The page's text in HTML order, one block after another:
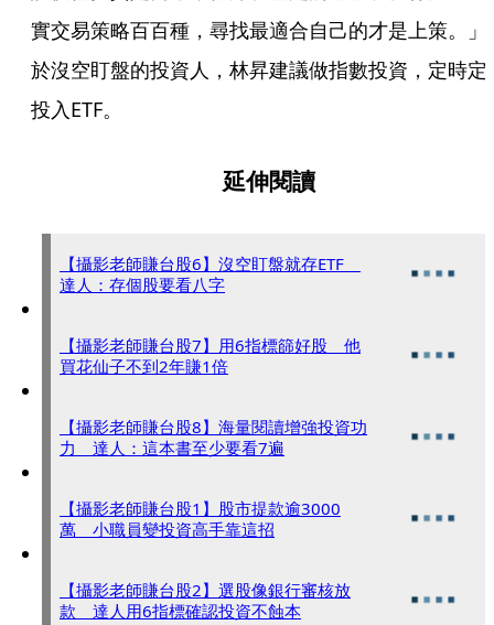
實交易策略百百種，尋找最適合自己的才是上策。」
於沒空盯盤的投資人，林昇建議做指數投資，定時定
投入ETF。
延伸閱讀
【攝影老師賺台股6】沒空盯盤就存ETF
達人：存個股要看八字
【攝影老師賺台股7】用6指標篩好股 他
買花仙子不到2年賺1倍
【攝影老師賺台股8】海量閱讀增強投資功
力 達人：這本書至少要看7遍
【攝影老師賺台股1】股市提款逾3000
萬 小職員變投資高手靠這招
【攝影老師賺台股2】選股像銀行審核放
款 達人用6指標確認投資不蝕本